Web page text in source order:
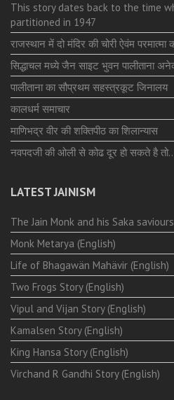
This story dates back to the time
partitioned in 1947
राजस्थान में दो मंदिर की चोरी ऐवंम
सिद्धाचल मध्ये जैन साइट भुवन पालीताना
पालीताना का सौप्रथम सहस्त्रकूट जिनालय
कालधर्म समाचार
माणिभद्र वीर की शक्तिपीठ का शिलान्यास
नवपदजी की ओली से कोढ दूर हो सकते है
LATEST JAINISM
The Jain Monk and his Saka
Monk Metarya (English)
Life of Bhagawän Mahävir (English)
Two Frogs Story (English)
Vipul and Vijan Story (English)
Kamalsen Story (English)
King Hansa Story (English)
Virchand R Gandhi Story (English)